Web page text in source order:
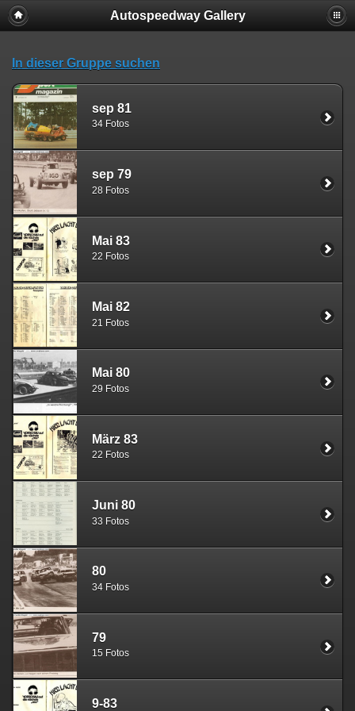
Autospeedway Gallery
In dieser Gruppe suchen
sep 81
34 Fotos
sep 79
28 Fotos
Mai 83
22 Fotos
Mai 82
21 Fotos
Mai 80
29 Fotos
März 83
22 Fotos
Juni 80
33 Fotos
80
34 Fotos
79
15 Fotos
9-83